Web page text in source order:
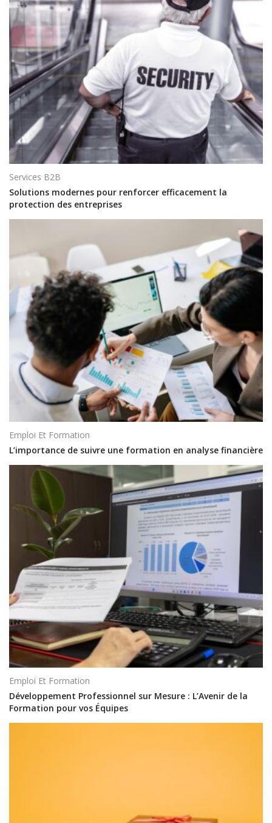
Services B2B
Solutions modernes pour renforcer efficacement la
protection des entreprises
Emploi Et Formation
L’importance de suivre une formation en analyse financière
Emploi Et Formation
Développement Professionnel sur Mesure : L’Avenir de la
Formation pour vos Équipes